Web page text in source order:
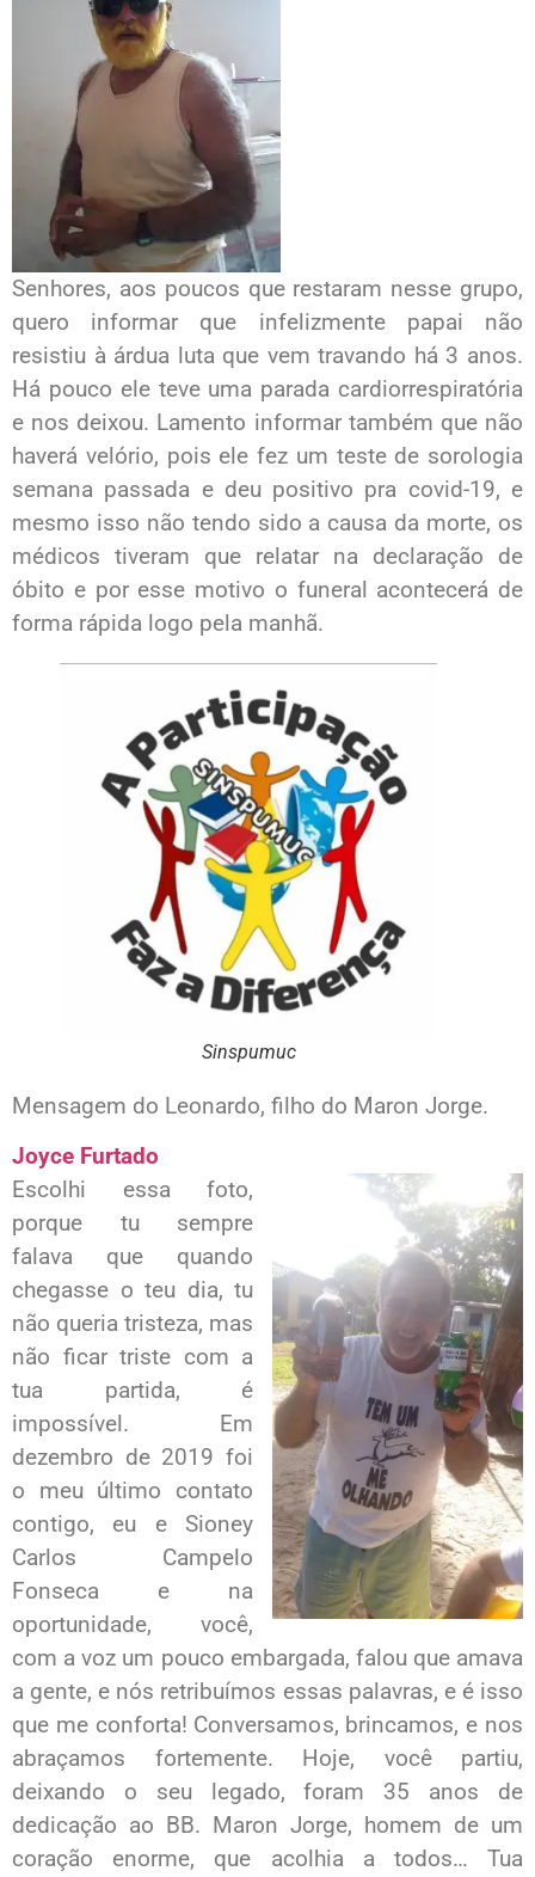
Senhores, aos poucos que restaram nesse grupo,
quero informar que infelizmente papai não
resistiu à árdua luta que vem travando há 3 anos.
Há pouco ele teve uma parada cardiorrespiratória
e nos deixou. Lamento informar também que não
haverá velório, pois ele fez um teste de sorologia
semana passada e deu positivo pra covid-19, e
mesmo isso não tendo sido a causa da morte, os
médicos tiveram que relatar na declaração de
óbito e por esse motivo o funeral acontecerá de
forma rápida logo pela manhã.
Sinspumuc
Mensagem do Leonardo, filho do Maron Jorge.
Joyce Furtado
Escolhi essa foto,
porque tu sempre
falava que quando
chegasse o teu dia, tu
não queria tristeza, mas
não ficar triste com a
tua partida, é
impossível. Em
dezembro de 2019 foi
o meu último contato
contigo, eu e Sioney
Carlos Campelo
Fonseca e na
oportunidade, você,
com a voz um pouco embargada, falou que amava
a gente, e nós retribuímos essas palavras, e é isso
que me conforta! Conversamos, brincamos, e nos
abraçamos fortemente. Hoje, você partiu,
deixando o seu legado, foram 35 anos de
dedicação ao BB. Maron Jorge, homem de um
coração enorme, que acolhia a todos… Tua